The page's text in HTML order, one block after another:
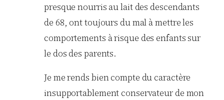
presque nourris au lait des descendants
de 68, ont toujours du mal à mettre les
comportements à risque des enfants sur
le dos des parents.
Je me rends bien compte du caractère
insupportablement conservateur de mon